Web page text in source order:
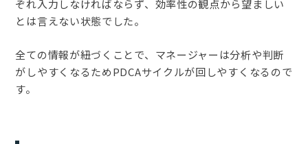
ぞれ入力しなければならず、効率性の観点から望ましい
とは言えない状態でした。
全ての情報が紐づくことで、マネージャーは分析や判断
がしやすくなるためPDCAサイクルが回しやすくなるので
す。